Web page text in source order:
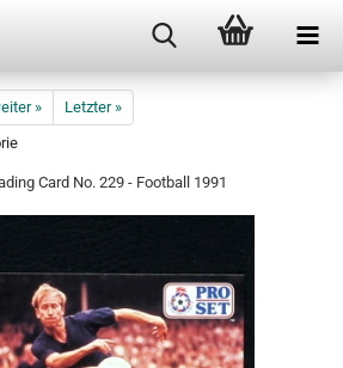
»
Letzter »
Card No. 229 - Football 1991